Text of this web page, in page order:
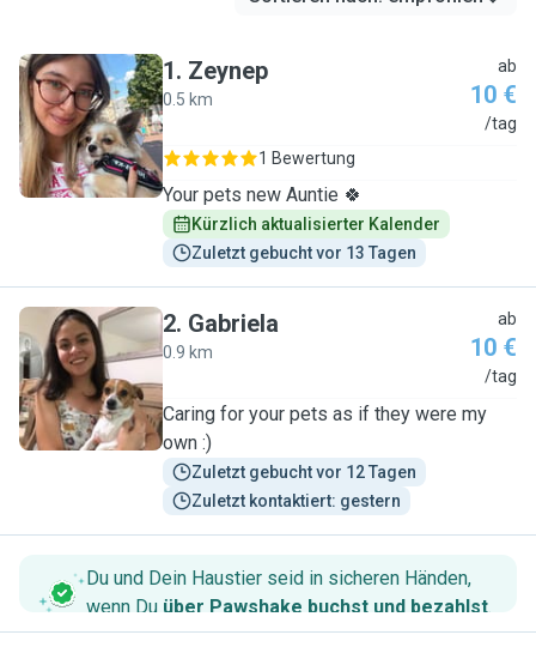
Z
1. Zeynep
0.5 km
ab
10 €
/tag
1 Bewertung
Your pets new Auntie 🍀
Kürzlich aktualisierter Kalender
Zuletzt gebucht vor 13 Tagen
G
2. Gabriela
0.9 km
ab
10 €
/tag
Caring for your pets as if they were my
own :)
Zuletzt gebucht vor 12 Tagen
Zuletzt kontaktiert: gestern
Du und Dein Haustier seid in sicheren Händen,
wenn Du über Pawshake buchst und bezahlst.